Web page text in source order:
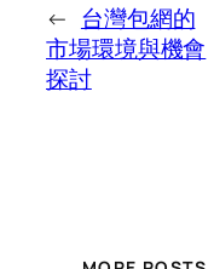
← 台灣包網的
市場環境與機會
探討